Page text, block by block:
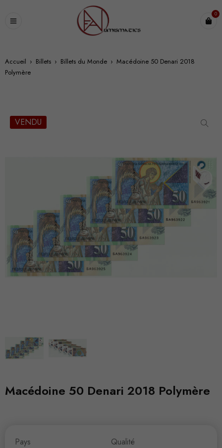
0
Accueil › Billets › Billets du Monde › Macédoine 50 Denari 2018
Polymère
VENDU
Macédoine 50 Denari 2018 Polymère
Pays
Qualité